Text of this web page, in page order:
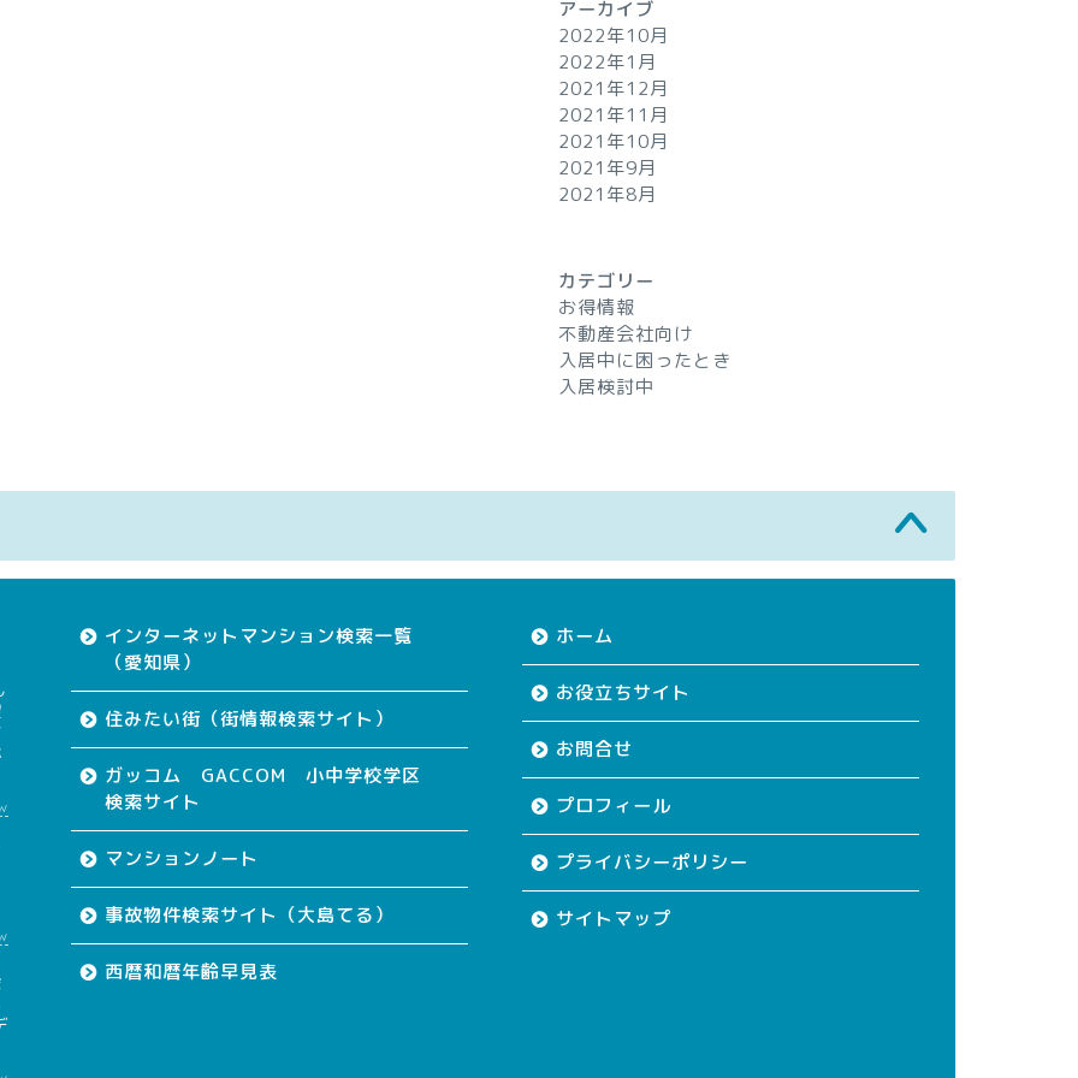
アーカイブ
2022年10月
2022年1月
2021年12月
2021年11月
2021年10月
2021年9月
2021年8月
カテゴリー
お得情報
不動産会社向け
入居中に困ったとき
入居検討中
インターネットマンション検索一覧
（愛知県）
住みたい街（街情報検索サイト）
ガッコム GACCOM 小中学校学区
検索サイト
マンションノート
事故物件検索サイト（大島てる）
西暦和暦年齢早見表
ホーム
お役立ちサイト
お問合せ
プロフィール
プライバシーポリシー
サイトマップ